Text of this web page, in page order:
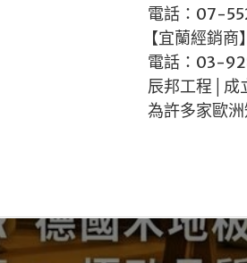
5521675 地址：
經銷商】
9287388 地址
程│成立於
歐洲知名建材